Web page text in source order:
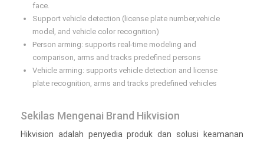
face.
Support vehicle detection (license plate number,vehicle
model, and vehicle color recognition)
Person arming: supports real-time modeling and
comparison, arms and tracks predefined persons
Vehicle arming: supports vehicle detection and license
plate recognition, arms and tracks predefined vehicles
Sekilas Mengenai Brand Hikvision
Hikvision adalah penyedia produk dan solusi keamanan